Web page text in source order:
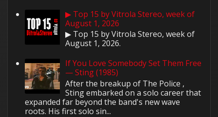
▶ Top 15 by Vitrola Stereo, week of
August 1, 2026
▶ Top 15 by Vitrola Stereo, week of
August 1, 2026.
If You Love Somebody Set Them Free
— Sting (1985)
After the breakup of The Police ,
Sting embarked on a solo career that
expanded far beyond the band's new wave
roots. His first solo sin...